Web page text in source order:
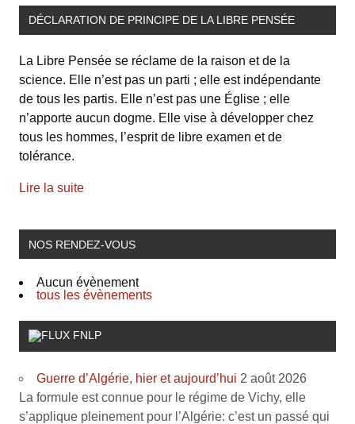
DÉCLARATION DE PRINCIPE DE LA LIBRE PENSÉE
La Libre Pensée se réclame de la raison et de la
science. Elle n’est pas un parti ; elle est indépendante
de tous les partis. Elle n’est pas une Église ; elle
n’apporte aucun dogme. Elle vise à développer chez
tous les hommes, l’esprit de libre examen et de
tolérance.
Lire la suite
NOS RENDEZ-VOUS
Aucun évènement
tous les évènements
FNLP
Guerre d’Algérie, hier et aujourd’hui 2 août 2026
La formule est connue pour le régime de Vichy, elle
s’applique pleinement pour l’Algérie: c’est un passé qui